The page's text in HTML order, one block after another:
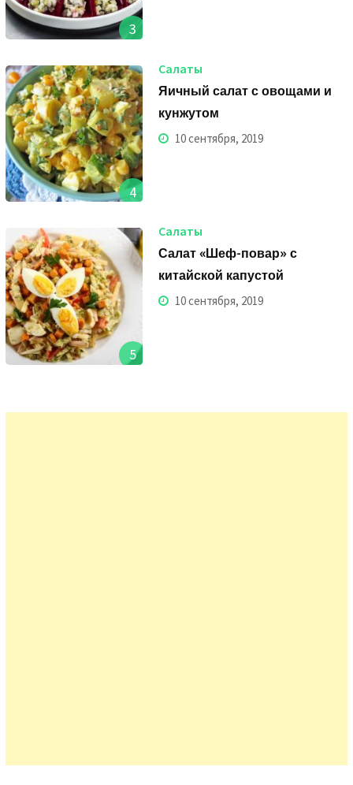
3
4
Салаты
Яичный салат с овощами и
кунжутом
10 сентября, 2019
5
Салаты
Салат «Шеф-повар» с
китайской капустой
10 сентября, 2019